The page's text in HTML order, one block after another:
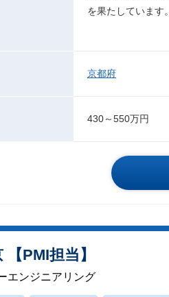
を果たしています。
京都府
430～550万円
PMI担当】
エンジニアリング